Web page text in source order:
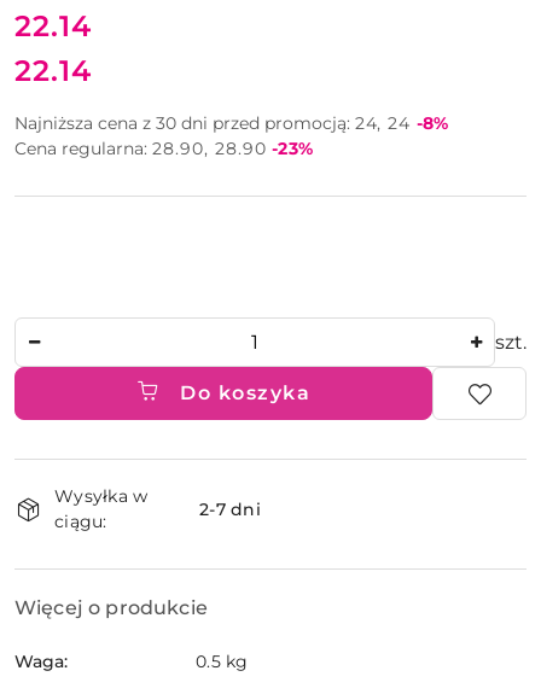
Cena:
22.14
Cena:
22.14
Najniższa cena z 30 dni przed promocją: 24 24 Rabat:
-8%
Cena regularna: 28.90 28.90 Rabat:
-23%
szt.
Do koszyka
i
dostawa
Wysyłka w
ciągu:
2-7 dni
Więcej o produkcie
Waga: 0.5 kg